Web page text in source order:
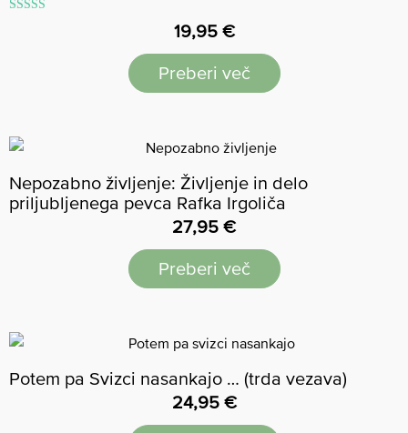
19,95 €
Preberi več
Nepozabno življenje: Življenje in delo
priljubljenega pevca Rafka Irgoliča
27,95 €
Preberi več
Potem pa Svizci nasankajo … (trda vezava)
24,95 €